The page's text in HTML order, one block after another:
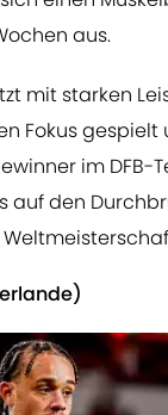
aus.
mit starken
Fokus gespielt
im DFB-
auf den